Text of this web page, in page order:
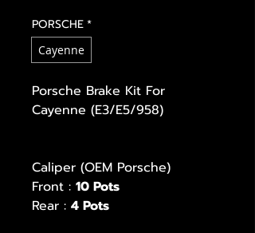
PORSCHE*
Cayenne
Porsche Brake Kit For
Cayenne (E3/E5/958)
Caliper (OEM Porsche)
Front : 10 Pots
Rear : 4 Pots